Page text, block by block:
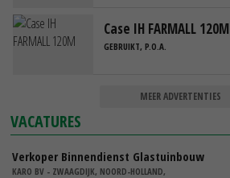
Case IH FARMALL 120M
GEBRUIKT, P.O.A.
MEER ADVERTENTIES
VACATURES
Verkoper Binnendienst Glastuinbouw
KARO BV - ZWAAGDIJK, NOORD-HOLLAND,